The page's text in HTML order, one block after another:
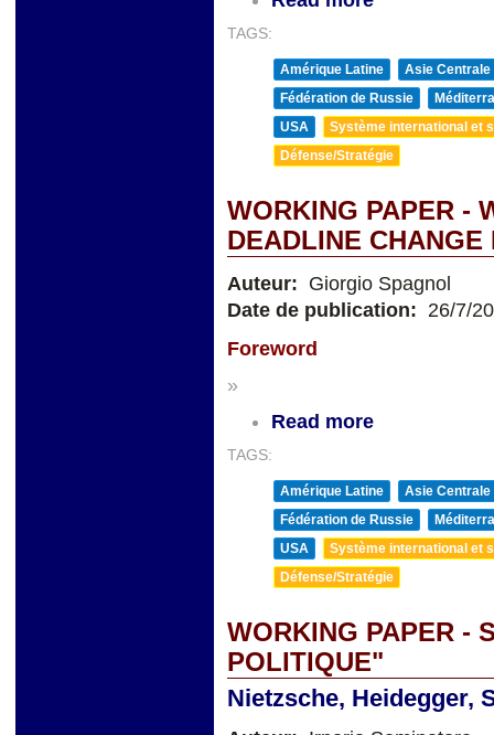
TAGS:
Amérique Latine
Asie Centrale
Fédération de Russie
USA
Système international et
Défense/Stratégie
WORKING PAPER -
DEADLINE
Auteur: Giorgio Spagnol
Date de publication: 26/7/
Foreword
»
Read more
TAGS:
Amérique Latine
Asie Centrale
Fédération de Russie
USA
Système international et
Défense/Stratégie
WORKING PAPER -
POLITIQUE"
Nietzsche, Heidegger,